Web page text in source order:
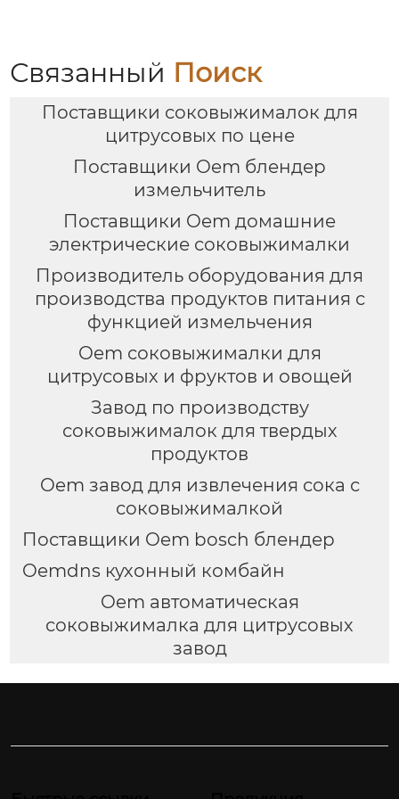
Связанный Поиск
Поставщики соковыжималок для
цитрусовых по цене
Поставщики Oem блендер
измельчитель
Поставщики Oem домашние
электрические соковыжималки
Производитель оборудования для
производства продуктов питания с
функцией измельчения
Oem соковыжималки для
цитрусовых и фруктов и овощей
Завод по производству
соковыжималок для твердых
продуктов
Oem завод для извлечения сока с
соковыжималкой
Поставщики Oem bosch блендер
Oemdns кухонный комбайн
Oem автоматическая
соковыжималка для цитрусовых
завод